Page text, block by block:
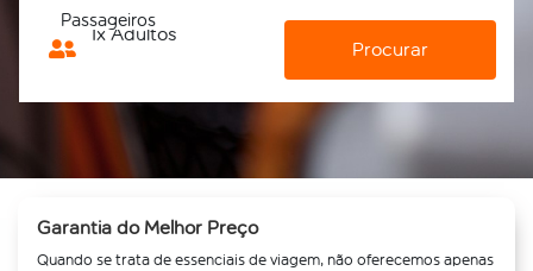
1x Adultos
Passageiros
Garantia do Melhor Preço
Quando se trata de essenciais de viagem, não oferecemos apenas